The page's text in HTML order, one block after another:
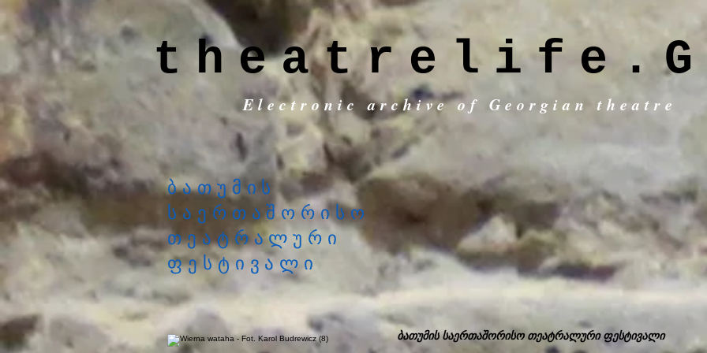
Electronic archive of Georgian theatre
ბათუმის
საერთაშორისო
თეატრალური
ფესტივალი
ბათუმის საერთაშორისო თეატრალური ფესტივალი